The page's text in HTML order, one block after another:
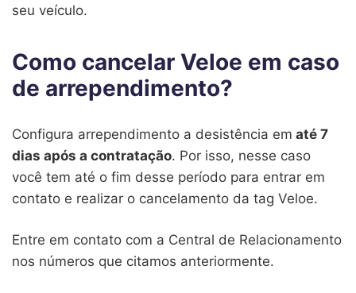
seu veículo.
Como cancelar Veloe em caso
de arrependimento?
Configura arrependimento a desistência em até 7
dias após a contratação. Por isso, nesse caso
você tem até o fim desse período para entrar em
contato e realizar o cancelamento da tag Veloe.
Entre em contato com a Central de Relacionamento
nos números que citamos anteriormente.